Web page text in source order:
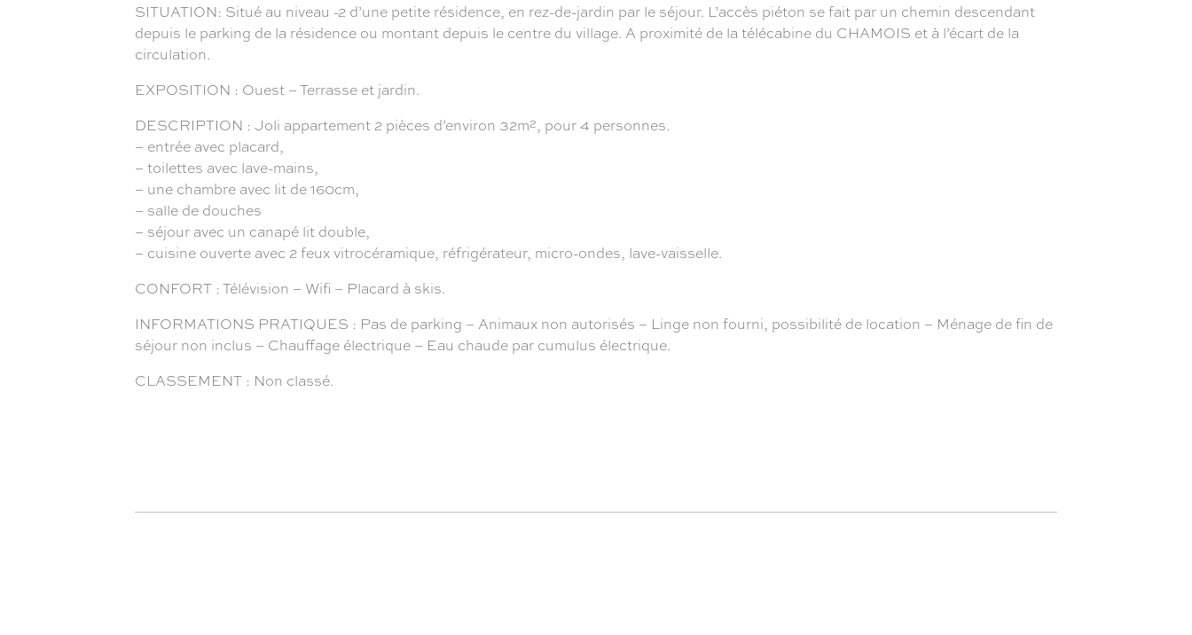
SITUATION: Situé au niveau -2 d’une petite résidence, en rez-de-jardin par le séjour. L’accès piéton se fait par un chemin descendant
depuis le parking de la résidence ou montant depuis le centre du village. A proximité de la télécabine du CHAMOIS et à l’écart de la
circulation.
EXPOSITION : Ouest – Terrasse et jardin.
DESCRIPTION : Joli appartement 2 pièces d’environ 32m², pour 4 personnes.
– entrée avec placard,
– toilettes avec lave-mains,
– une chambre avec lit de 160cm,
– salle de douches
– séjour avec un canapé lit double,
– cuisine ouverte avec 2 feux vitrocéramique, réfrigérateur, micro-ondes, lave-vaisselle.
CONFORT : Télévision – Wifi – Placard à skis.
INFORMATIONS PRATIQUES : Pas de parking – Animaux non autorisés – Linge non fourni, possibilité de location – Ménage de fin de
séjour non inclus – Chauffage électrique – Eau chaude par cumulus électrique.
CLASSEMENT : Non classé.